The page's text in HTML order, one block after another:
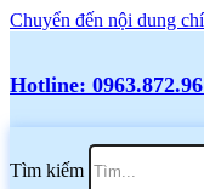
Chuyển đến nội dung
Hotline:
Tìm kiếm